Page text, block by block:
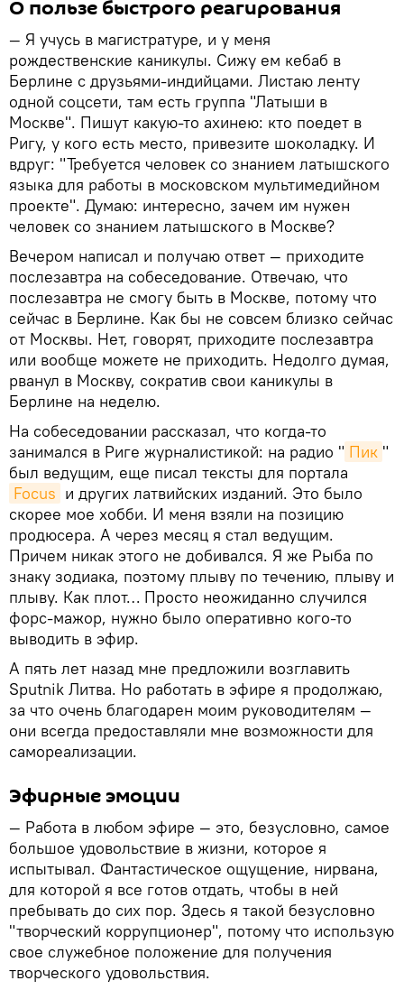
О пользе быстрого реагирования
— Я учусь в магистратуре, и у меня
рождественские каникулы. Сижу ем кебаб в
Берлине с друзьями-индийцами. Листаю ленту
одной соцсети, там есть группа "Латыши в
Москве". Пишут какую-то ахинею: кто поедет в
Ригу, у кого есть место, привезите шоколадку. И
вдруг: "Требуется человек со знанием латышского
языка для работы в московском мультимедийном
проекте". Думаю: интересно, зачем им нужен
человек со знанием латышского в Москве?
Вечером написал и получаю ответ — приходите
послезавтра на собеседование. Отвечаю, что
послезавтра не смогу быть в Москве, потому что
сейчас в Берлине. Как бы не совсем близко сейчас
от Москвы. Нет, говорят, приходите послезавтра
или вообще можете не приходить. Недолго думая,
рванул в Москву, сократив свои каникулы в
Берлине на неделю.
На собеседовании рассказал, что когда-то
занимался в Риге журналистикой: на радио " Пик "
был ведущим, еще писал тексты для портала
Focus и других латвийских изданий. Это было
скорее мое хобби. И меня взяли на позицию
продюсера. А через месяц я стал ведущим.
Причем никак этого не добивался. Я же Рыба по
знаку зодиака, поэтому плыву по течению, плыву и
плыву. Как плот… Просто неожиданно случился
форс-мажор, нужно было оперативно кого-то
выводить в эфир.
А пять лет назад мне предложили возглавить
Sputnik Литва. Но работать в эфире я продолжаю,
за что очень благодарен моим руководителям —
они всегда предоставляли мне возможности для
самореализации.
Эфирные эмоции
— Работа в любом эфире — это, безусловно, самое
большое удовольствие в жизни, которое я
испытывал. Фантастическое ощущение, нирвана,
для которой я все готов отдать, чтобы в ней
пребывать до сих пор. Здесь я такой безусловно
"творческий коррупционер", потому что использую
свое служебное положение для получения
творческого удовольствия.